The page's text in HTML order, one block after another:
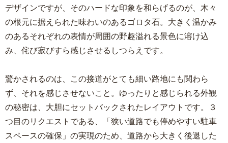
デザインですが、そのハードな印象を和らげるのが、木々
の根元に据えられた味わいのあるゴロタ石。大きく温かみ
のあるそれぞれの表情が周囲の野趣溢れる景色に溶け込
み、侘び寂びすら感じさせるしつらえです。
驚かされるのは、この接道がとても細い路地にも関わら
ず、それを感じさせないこと。ゆったりと感じられる外観
の秘密は、大胆にセットバックされたレイアウトです。３
つ目のリクエストである、「狭い道路でも停めやすい駐車
スペースの確保」の実現のため、道路から大きく後退した